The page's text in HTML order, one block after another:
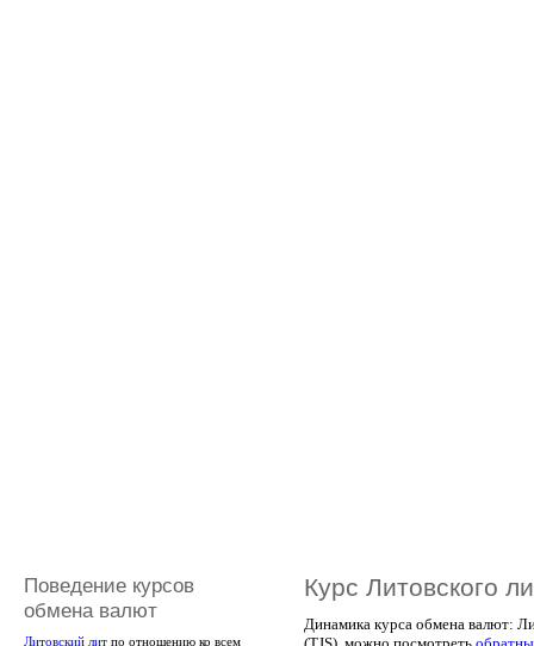
Поведение курсов
обмена валют
Литовский лит по отношению ко всем
Курс Литовского
Динамика курса обмена валют: